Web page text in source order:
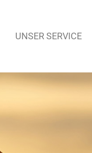
UNSER SERVICE